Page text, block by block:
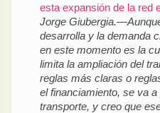
esta expansión de la red
Jorge
desarrolla y la demanda
en este momento es la
limita la ampliación del
reglas más claras o
el financiamiento, se va
transporte, y creo que